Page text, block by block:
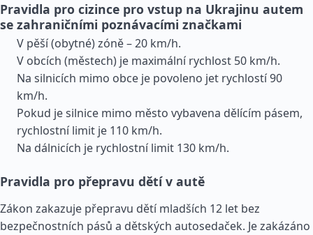
Pravidla pro cizince pro vstup na Ukrajinu autem
se zahraničními poznávacími značkami
V pěší (obytné) zóně – 20 km/h.
V obcích (městech) je maximální rychlost 50 km/h.
Na silnicích mimo obce je povoleno jet rychlostí 90
km/h.
Pokud je silnice mimo město vybavena dělícím pásem,
rychlostní limit je 110 km/h.
Na dálnicích je rychlostní limit 130 km/h.
Pravidla pro přepravu dětí v autě
Zákon zakazuje přepravu dětí mladších 12 let bez
bezpečnostních pásů a dětských autosedaček. Je zakázáno